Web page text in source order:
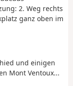
2. Weg rechts
ganz oben im
und einigen
Mont Ventoux...